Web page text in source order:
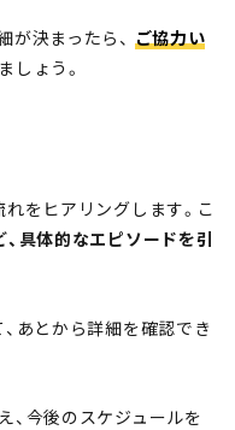
決まったら、 ご協力い
しょう。
をヒアリングします。こ
具体的なエピソードを引
あとから詳細を確認でき
、今後のスケジュールを